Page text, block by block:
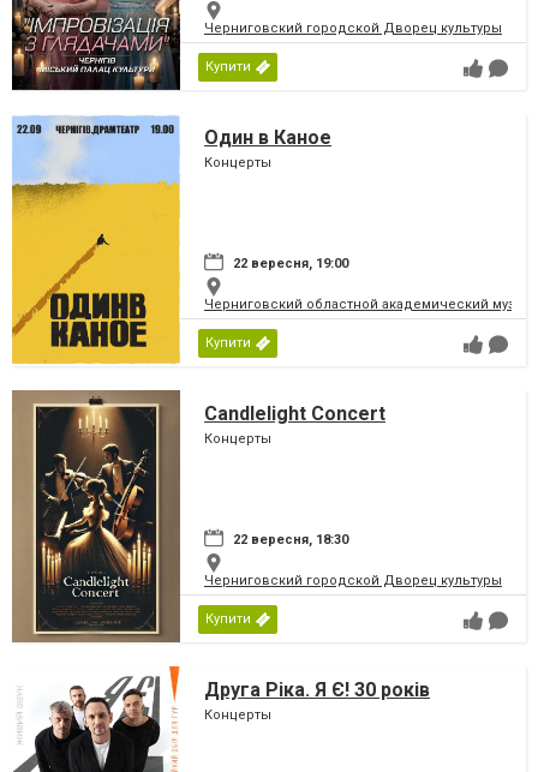
Черниговский городской Дворец культуры
Купити
Один в Каное
Концерты
22 вересня, 19:00
Черниговский областной академический
Купити
Candlelight Concert
Концерты
22 вересня, 18:30
Черниговский городской Дворец культуры
Купити
Друга Ріка. Я Є! 30 років
Концерты